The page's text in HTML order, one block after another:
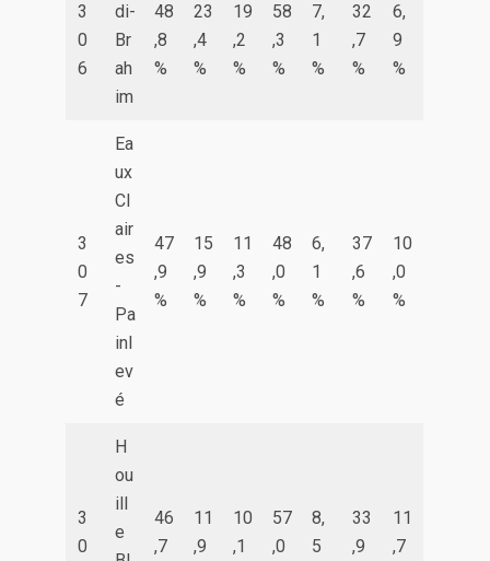
3
0
6
di-
Br
ah
im
48
,8
%
23
,4
%
19
,2
%
58
,3
%
7,
1
%
32
,7
%
6,
9
%
3
0
7
Ea
ux
Cl
air
es
-
Pa
inl
ev
é
47
,9
%
15
,9
%
11
,3
%
48
,0
%
6,
1
%
37
,6
%
10
,0
%
3
0
H
ou
ill
e
46
,7
11
,9
10
,1
57
,0
8,
5
33
,9
11
,7